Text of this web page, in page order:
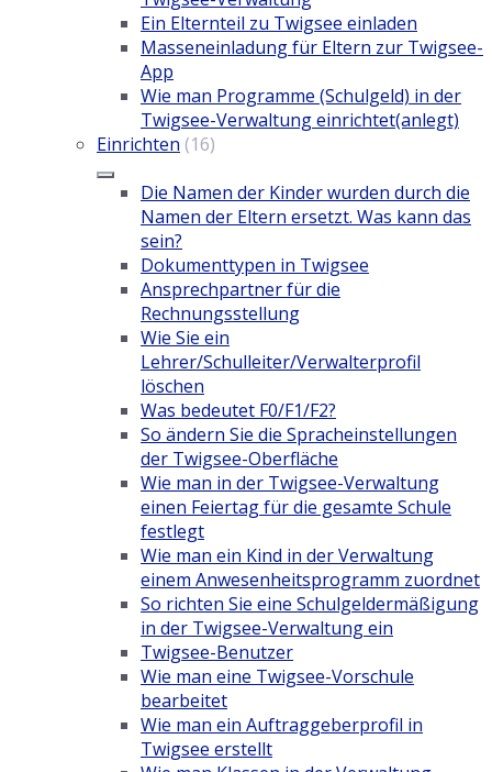
Ein Elternteil zu Twigsee einladen
Masseneinladung für Eltern zur Twigsee-
App
Wie man Programme (Schulgeld) in der
Twigsee-Verwaltung einrichtet(anlegt)
Einrichten (16)
Die Namen der Kinder wurden durch die
Namen der Eltern ersetzt. Was kann das
sein?
Dokumenttypen in Twigsee
Ansprechpartner für die
Rechnungsstellung
Wie Sie ein
Lehrer/Schulleiter/Verwalterprofil
löschen
Was bedeutet F0/F1/F2?
So ändern Sie die Spracheinstellungen
der Twigsee-Oberfläche
Wie man in der Twigsee-Verwaltung
einen Feiertag für die gesamte Schule
festlegt
Wie man ein Kind in der Verwaltung
einem Anwesenheitsprogramm zuordnet
So richten Sie eine Schulgeldermäßigung
in der Twigsee-Verwaltung ein
Twigsee-Benutzer
Wie man eine Twigsee-Vorschule
bearbeitet
Wie man ein Auftraggeberprofil in
Twigsee erstellt